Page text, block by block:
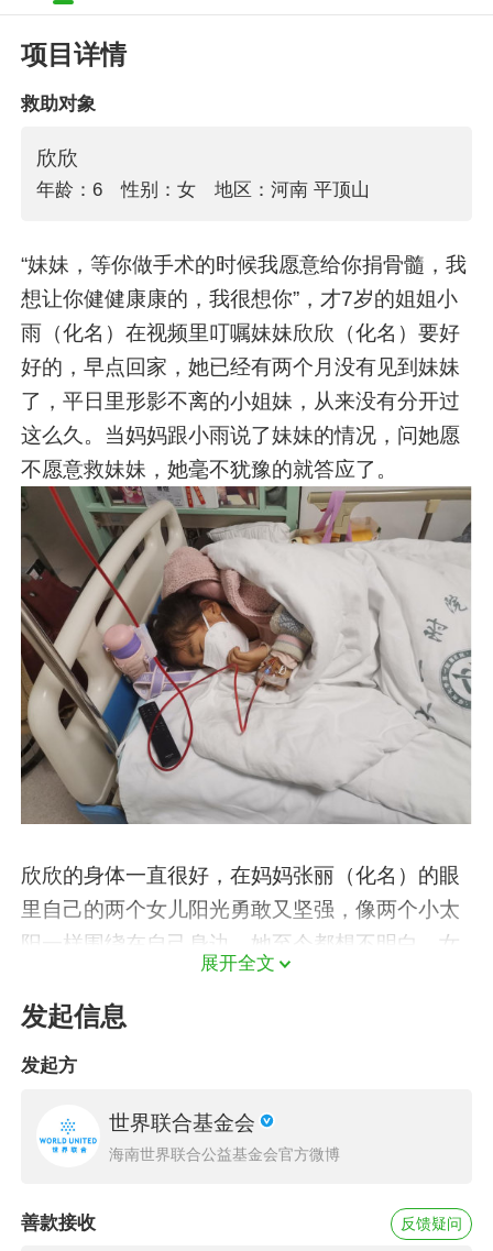
项目详情
救助对象
欣欣
年龄：6 性别：女 地区：河南 平顶山
“妹妹，等你做手术的时候我愿意给你捐骨髓，我
想让你健健康康的，我很想你”，才7岁的姐姐小
雨（化名）在视频里叮嘱妹妹欣欣（化名）要好
好的，早点回家，她已经有两个月没有见到妹妹
了，平日里形影不离的小姐妹，从来没有分开过
这么久。当妈妈跟小雨说了妹妹的情况，问她愿
不愿意救妹妹，她毫不犹豫的就答应了。
欣欣的身体一直很好，在妈妈张丽（化名）的眼
里自己的两个女儿阳光勇敢又坚强，像两个小太
阳一样围绕在自己身边，她至今都想不明白，女
儿为什么会生病。2023年2月1日，张丽无意当中
发现女儿的舌头上起了几个血泡，颜色已经发
劲，她赶紧带着孩子到汝州市的医院，可仅仅抽
个血就发现欣欣的血小板只剩3个，正常人是
188-472个！医院通知他们，孩子随时会出现脑
疗。张丽夫妻俩跟着救护车一路狂奔到郑州的医
展开全文
发起信息
发起方
世界联合基金会
海南世界联合公益基金会官方微博
善款接收 反馈疑问